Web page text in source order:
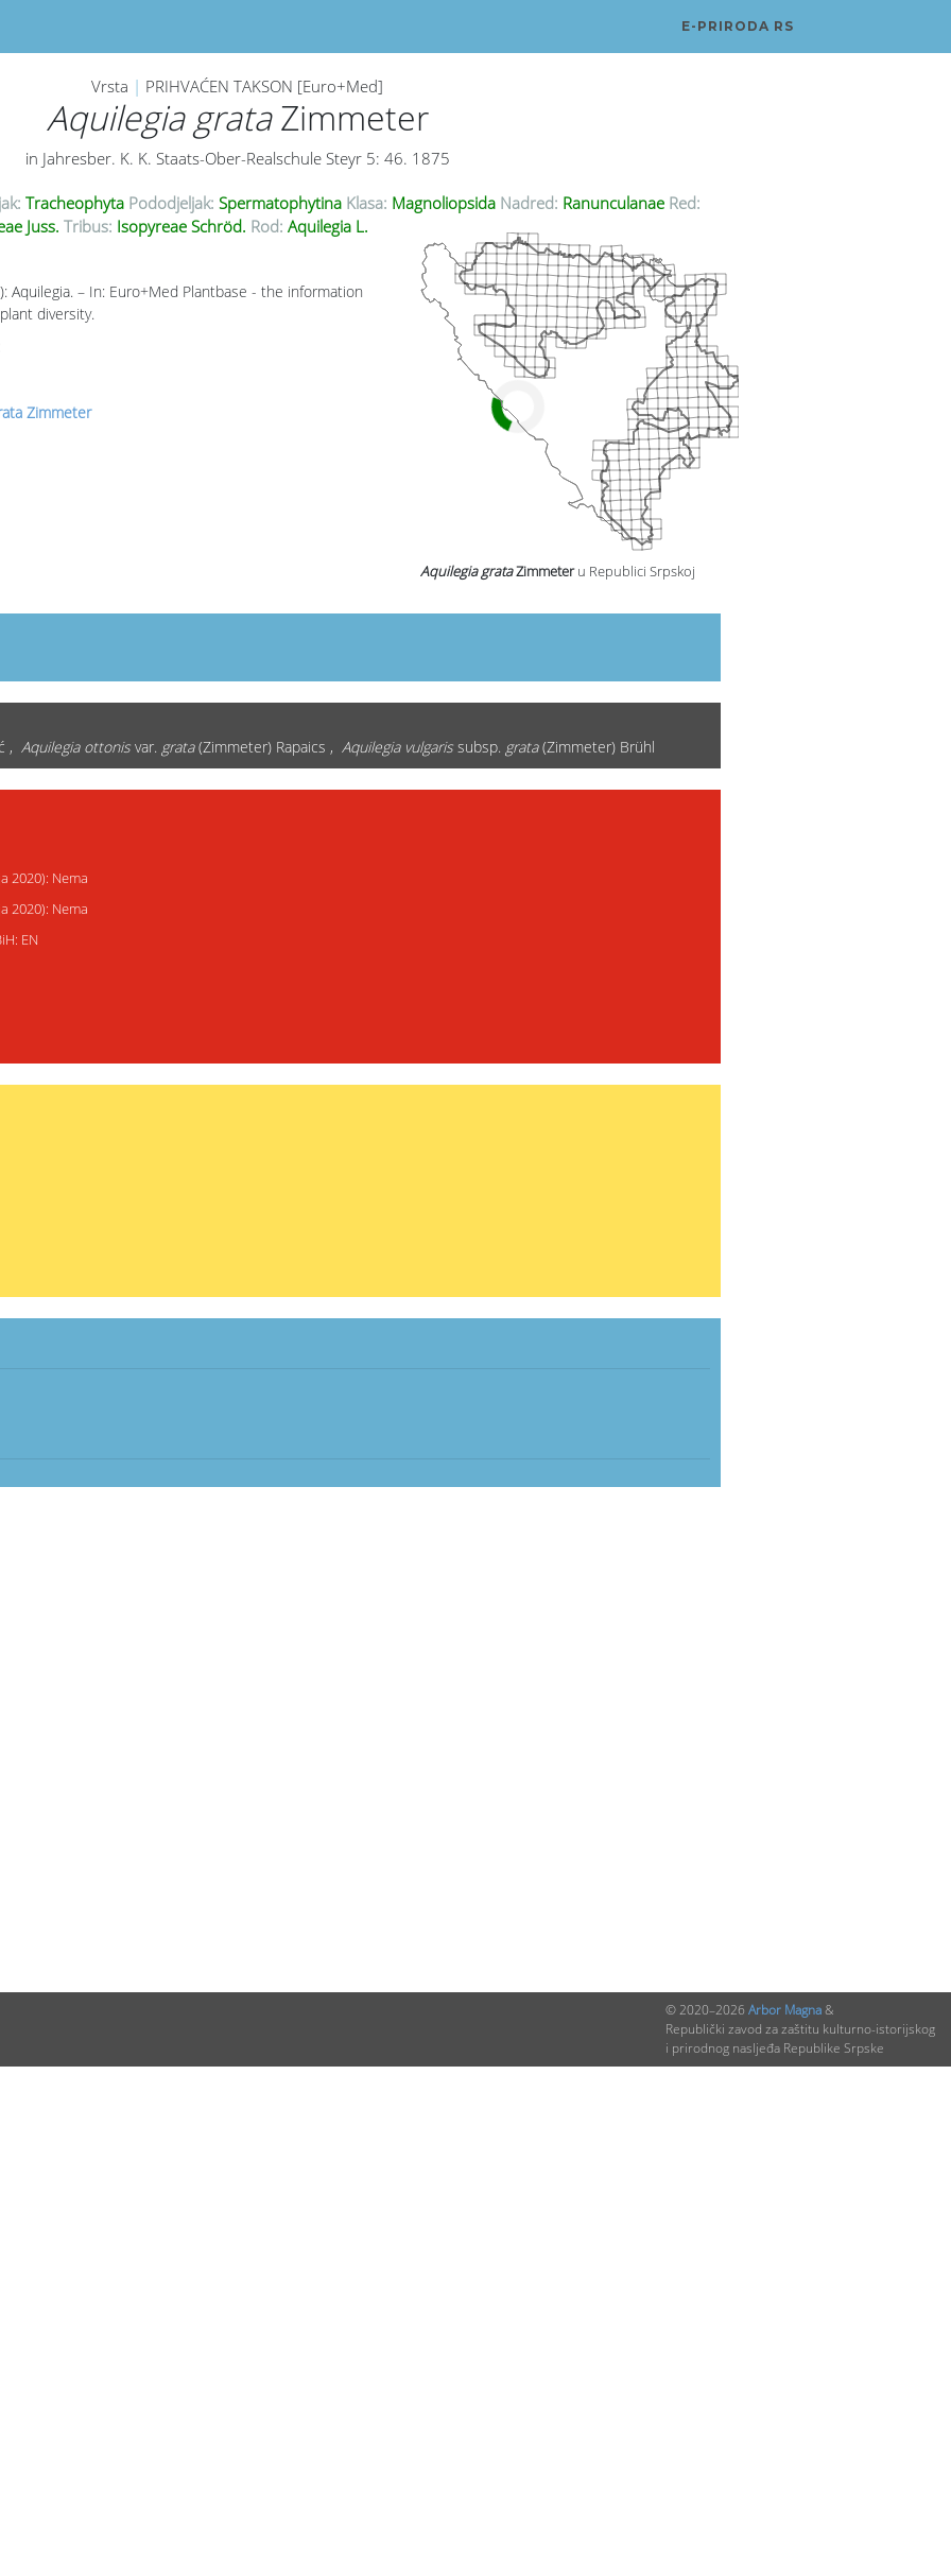
E-PRIRODA RS
Vrsta | PRIHVAĆEN TAKSON [Euro+Med]
Aquilegia grataZimmeter
in Jahresber. K. K. Staats-Ober-Realschule Steyr 5: 46. 1875
Tracheophyta Pododjeljak: Spermatophytina Klasa: Magnoliopsida Nadred: Ranunculanae Red:
Juss. Tribus: Isopyreae Schröd. Rod: Aquilegia L.
Aquilegia. – In: Euro+Med Plantbase - the information
diversity.
Zimmeter
Aquilegia grataZimmeter u Republici Srpskoj
, Aquilegia ottonisvar. grata(Zimmeter) Rapaics , Aquilegia vulgarissubsp. grata(Zimmeter) Brühl
2020): Nema
2020): Nema
EN
© 2020–2026 Arbor Magna&
Republički zavod za zaštitu kulturno-istorijskog
i prirodnog nasljeđa Republike Srpske